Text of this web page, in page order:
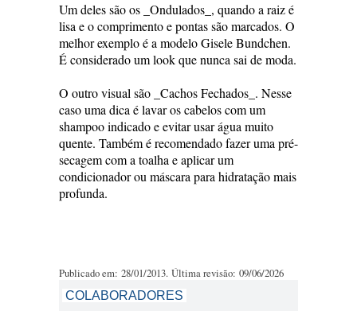
Um deles são os _Ondulados_, quando a raiz é
lisa e o comprimento e pontas são marcados. O
melhor exemplo é a modelo Gisele Bundchen.
É considerado um look que nunca sai de moda.
O outro visual são _Cachos Fechados_. Nesse
caso uma dica é lavar os cabelos com um
shampoo indicado e evitar usar água muito
quente. Também é recomendado fazer uma pré-
secagem com a toalha e aplicar um
condicionador ou máscara para hidratação mais
profunda.
Publicado em: 28/01/2013. Última revisão: 09/06/2026
COLABORADORES